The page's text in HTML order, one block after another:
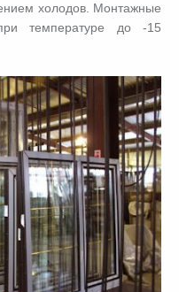
холодов. Монтажные
температуре до -15